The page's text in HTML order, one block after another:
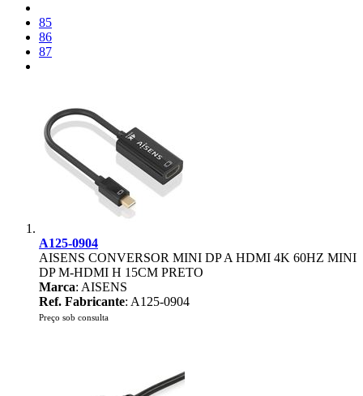
85
86
87
A125-0904
AISENS CONVERSOR MINI DP A HDMI 4K 60HZ MINI
DP M-HDMI H 15CM PRETO
Marca: AISENS
Ref. Fabricante: A125-0904
Preço sob consulta